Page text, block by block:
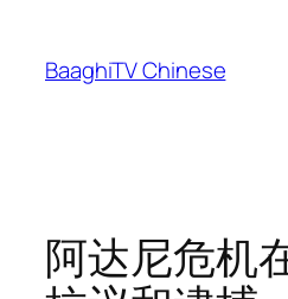
content
BaaghiTV Chinese
阿达尼危机